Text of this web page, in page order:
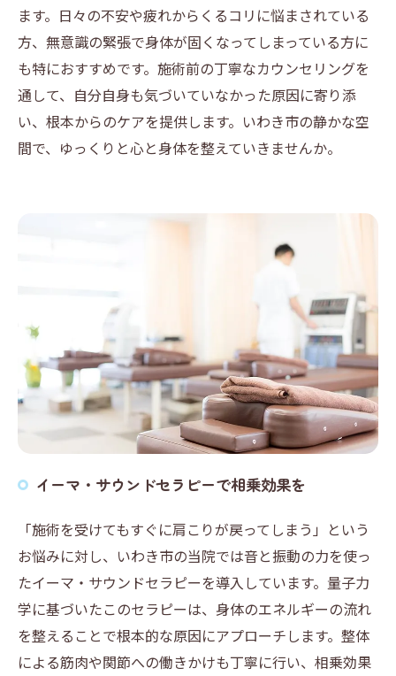
ます。日々の不安や疲れからくるコリに悩まされている
方、無意識の緊張で身体が固くなってしまっている方に
も特におすすめです。施術前の丁寧なカウンセリングを
通して、自分自身も気づいていなかった原因に寄り添
い、根本からのケアを提供します。いわき市の静かな空
間で、ゆっくりと心と身体を整えていきませんか。
イーマ・サウンドセラピーで相乗効果を
「施術を受けてもすぐに肩こりが戻ってしまう」という
お悩みに対し、いわき市の当院では音と振動の力を使っ
たイーマ・サウンドセラピーを導入しています。量子力
学に基づいたこのセラピーは、身体のエネルギーの流れ
を整えることで根本的な原因にアプローチします。整体
による筋肉や関節への働きかけも丁寧に行い、相乗効果